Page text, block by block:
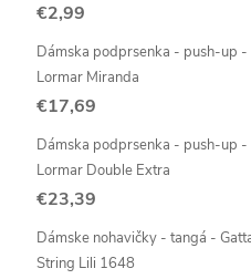
€2,99
Dámska podprsenka - push-up -
Lormar Miranda
€17,69
Dámska podprsenka - push-up -
Lormar Double Extra
€23,39
Dámske nohavičky - tangá -
String Lili 1648